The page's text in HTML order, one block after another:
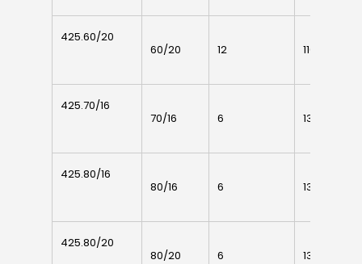
60/20 12 110
70/16 6 135
80/16 6 135
80/20 6 135
425.60/20
425.70/16
425.80/16
425.80/20
Inox